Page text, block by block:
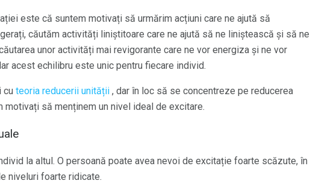
este că suntem motivați să urmărim acțiuni care ne ajută să
căutăm activități liniștitoare care ne ajută să ne liniștească și să ne
unor activități mai revigorante care ne vor energiza și ne vor
acest echilibru este unic pentru fiecare individ.
cu teoria reducerii unității , dar în loc să se concentreze pe reducerea
să menținem un nivel ideal de excitare.
la altul. O persoană poate avea nevoi de excitație foarte scăzute, în
niveluri foarte ridicate.